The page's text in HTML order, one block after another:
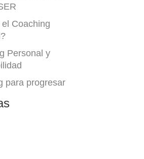
Coaching
Personal y
para progresar